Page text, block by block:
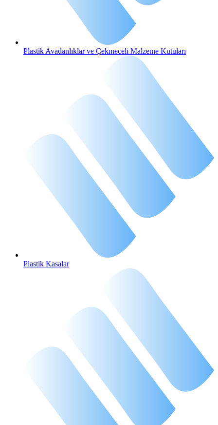
Plastik Avadanlıklar ve Çekmeceli Malzeme Kutuları
Plastik Kasalar